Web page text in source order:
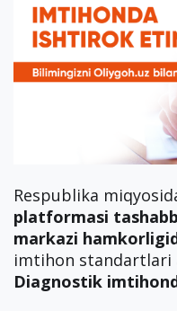
Respublika
platformasi
markazi
imtihon standartlari
Diagnostik